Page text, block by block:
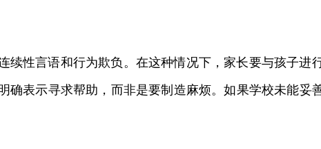
性言语和行为欺负。在这种情况下，家长要与孩子进
表示寻求帮助，而非是要制造麻烦。如果学校未能妥